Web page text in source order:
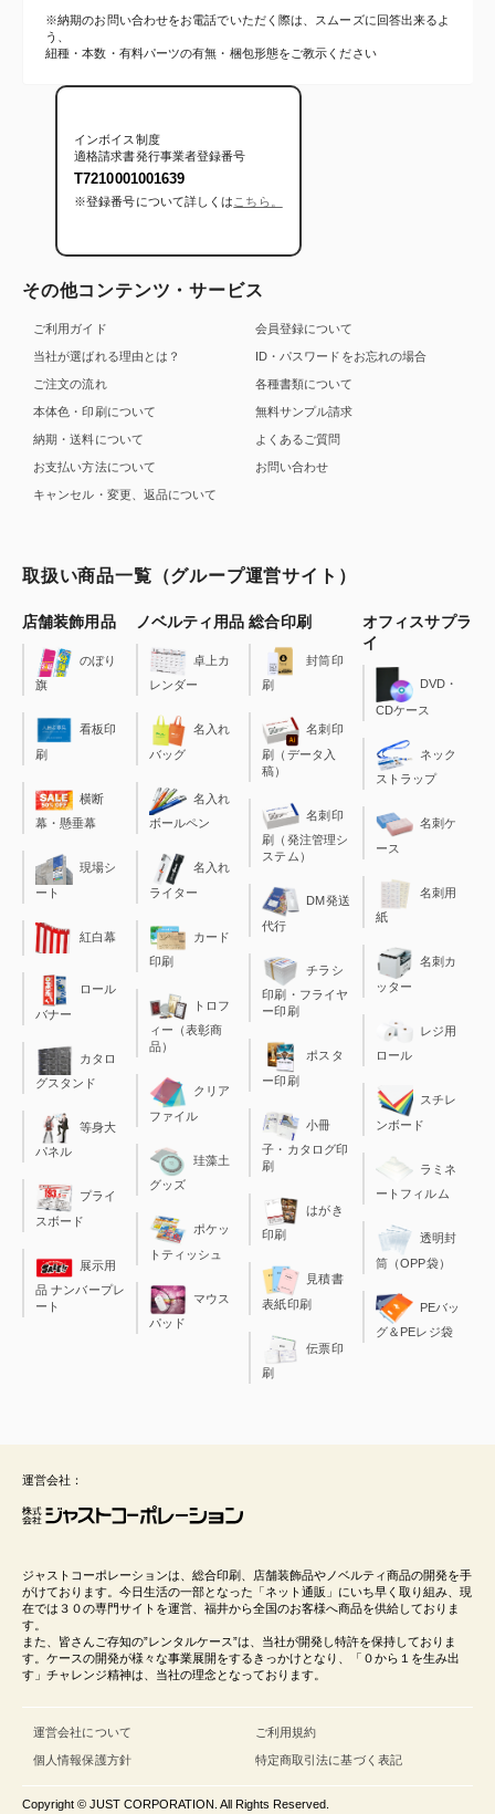
※納期のお問い合わせをお電話でいただく際は、スムーズに回答出来るよ
う、
紐種・本数・有料パーツの有無・梱包形態をご教示ください
インボイス制度
適格請求書発行事業者登録番号
T7210001001639
※登録番号について詳しくは こちら。
その他コンテンツ・サービス
ご利用ガイド
当社が選ばれる理由とは？
ご注文の流れ
本体色・印刷について
納期・送料について
お支払い方法について
キャンセル・変更、返品について
会員登録について
ID・パスワードをお忘れの場合
各種書類について
無料サンプル請求
よくあるご質問
お問い合わせ
取扱い商品一覧（グループ運営サイト）
店舗装飾用品
のぼり
旗
看板印
刷
横断
幕・懸垂幕
現場シ
ート
紅白幕
ロール
バナー
カタロ
グスタンド
等身大
パネル
プライ
スボード
展示用
品 ナンバープレ
ート
ノベルティ用品
卓上カ
レンダー
名入れ
バッグ
名入れ
ボールペン
名入れ
ライター
カード
印刷
トロフ
ィー（表彰商
品）
クリア
ファイル
珪藻土
グッズ
ポケッ
トティッシュ
マウス
パッド
総合印刷
封筒印
刷
名刺印
刷（データ入
稿）
名刺印
刷（発注管理シ
ステム）
DM発送
代行
チラシ
印刷・フライヤ
ー印刷
ポスタ
ー印刷
小冊
子・カタログ印
刷
はがき
印刷
見積書
表紙印刷
伝票印
刷
オフィスサプラ
イ
DVD・
CDケース
ネック
ストラップ
名刺ケ
ース
名刺用
紙
名刺カ
ッター
レジ用
ロール
スチレ
ンボード
ラミネ
ートフィルム
透明封
筒（OPP袋）
PEバッ
グ＆PEレジ袋
運営会社：
ジャストコーポレーションは、総合印刷、店舗装飾品やノベルティ商品の開発を手
がけております。今日生活の一部となった「ネット通販」にいち早く取り組み、現
在では３０の専門サイトを運営、福井から全国のお客様へ商品を供給しておりま
す。
また、皆さんご存知の”レンタルケース”は、当社が開発し特許を保持しておりま
す。ケースの開発が様々な事業展開をするきっかけとなり、「０から１を生み出
す」チャレンジ精神は、当社の理念となっております。
運営会社について
個人情報保護方針
ご利用規約
特定商取引法に基づく表記
Copyright © JUST CORPORATION. All Rights Reserved.